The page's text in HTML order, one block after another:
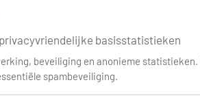
basisstatistieken
beveiliging en anonieme statistieken.
spambeveiliging.